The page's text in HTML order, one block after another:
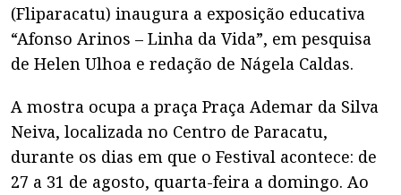
(Fliparacatu) inaugura a exposição educativa
“Afonso Arinos – Linha da Vida”, em pesquisa
de Helen Ulhoa e redação de Nágela Caldas.
A mostra ocupa a praça Praça Ademar da Silva
Neiva, localizada no Centro de Paracatu,
durante os dias em que o Festival acontece: de
27 a 31 de agosto, quarta-feira a domingo. Ao